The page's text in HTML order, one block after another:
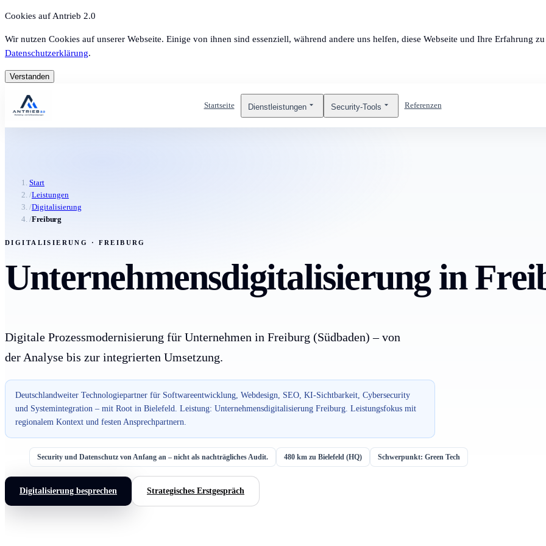
Cookies auf Antrieb 2.0
Wir nutzen Cookies auf unserer Webseite. Einige von ihnen sind essenziell, während andere uns helfen, diese Webseite und Ihre Erfahrung
Datenschutzerklärung.
Verstanden
Startseite Dienstleistungen Security-Tools Referenzen
Start
/Leistungen
/Digitalisierung
/Freiburg
DIGITALISIERUNG · FREIBURG
Unternehmensdigitalisierung in
Digitale Prozessmodernisierung für Unternehmen in Freiburg (Südbaden) – von
der Analyse bis zur integrierten Umsetzung.
Deutschlandweiter Technologiepartner für Softwareentwicklung, Webdesign, SEO, KI-Sichtbarkeit, Cybersecurity
und Systemintegration – mit Root in Bielefeld. Leistung: Unternehmensdigitalisierung Freiburg. Leistungsfokus mit
regionalem Kontext und festen Ansprechpartnern.
Security und Datenschutz von Anfang an – nicht als nachträgliches Audit. 480 km zu Bielefeld (HQ) Schwerpunkt: Green Tech
Digitalisierung besprechen Strategisches Erstgespräch